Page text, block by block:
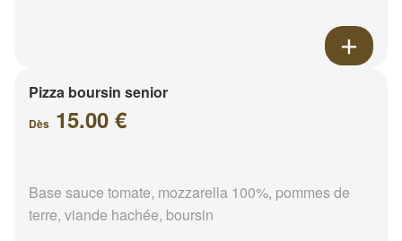
Pizza boursin senior
Dès 15.00 €
Base sauce tomate, mozzarella 100%, pommes de
terre, viande hachée, boursin